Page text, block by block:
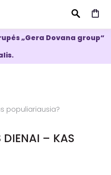
IEŠKOTI
„Gera Dovana group“
populiariausia?
– KAS